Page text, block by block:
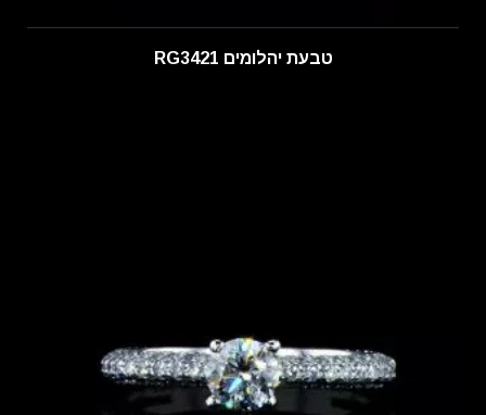
טבעת יהלומים RG3421